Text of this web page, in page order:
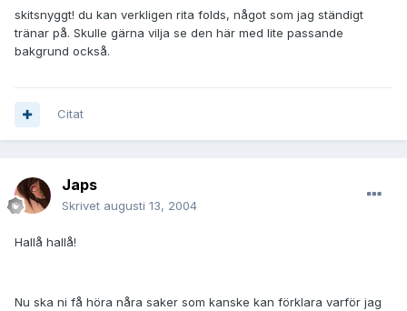
skitsnyggt! du kan verkligen rita folds, något som jag ständigt
tränar på. Skulle gärna vilja se den här med lite passande
bakgrund också.
Citat
Japs
Skrivet augusti 13, 2004
Hallå hallå!
Nu ska ni få höra nåra saker som kanske kan förklara varför jag